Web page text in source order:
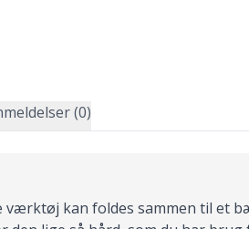
(0)
værktøj kan foldes sammen til et